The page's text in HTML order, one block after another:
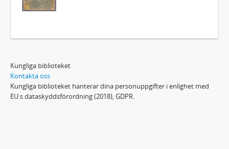
Kungliga biblioteket
Kontakta oss
Kungliga biblioteket hanterar dina personuppgifter i enlighet med
EU:s dataskyddsförordning (2018), GDPR.